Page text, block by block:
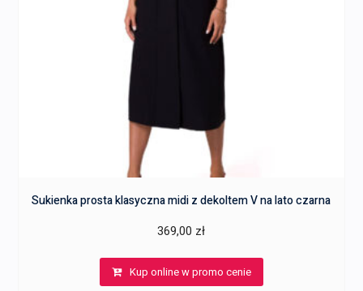
Sukienka prosta klasyczna midi z dekoltem V na lato czarna
369,00 zł
Kup online w promo cenie